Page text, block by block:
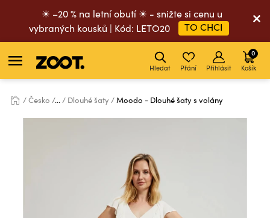
☀ –20 % na letní obutí ☀ - snižte si cenu u
vybraných kousků | Kód: LETO20
TO CHCI
Hledat Přání Přihlásit Košík
0
Česko ... Dlouhé šaty Moodo - Dlouhé šaty s volány